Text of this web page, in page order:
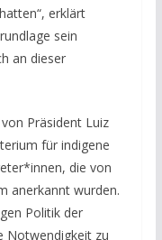
erklärt
sein
an dieser
Präsident Luiz
für indigene
die von
anerkannt wurden.
Politik der
Notwendigkeit zu